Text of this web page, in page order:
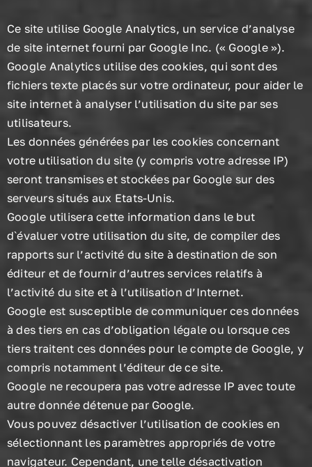
Ce site utilise Google Analytics, un service d’analyse
de site internet fourni par Google Inc. (« Google »).
Google Analytics utilise des cookies, qui sont des
fichiers texte placés sur votre ordinateur, pour aider le
site internet à analyser l’utilisation du site par ses
utilisateurs.
Les données générées par les cookies concernant
votre utilisation du site (y compris votre adresse IP)
seront transmises et stockées par Google sur des
serveurs situés aux Etats-Unis.
Google utilisera cette information dans le but
d`évaluer votre utilisation du site, de compiler des
rapports sur l’activité du site à destination de son
éditeur et de fournir d’autres services relatifs à
l’activité du site et à l’utilisation d’Internet.
Google est susceptible de communiquer ces données
à des tiers en cas d’obligation légale ou lorsque ces
tiers traitent ces données pour le compte de Google, y
compris notamment l’éditeur de ce site.
Google ne recoupera pas votre adresse IP avec toute
autre donnée détenue par Google.
Vous pouvez désactiver l’utilisation de cookies en
sélectionnant les paramètres appropriés de votre
navigateur. Cependant, une telle désactivation